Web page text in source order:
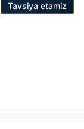
Tavsiya etamiz